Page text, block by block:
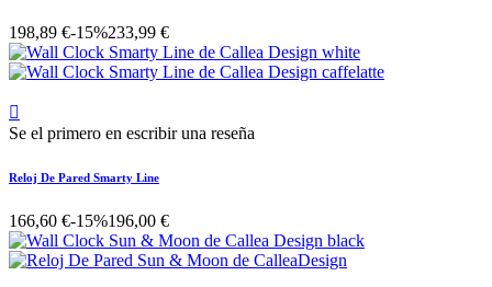
198,89 €-15%233,99 €

Se el primero en escribir una reseña
Reloj De Pared Smarty Line
166,60 €-15%196,00 €